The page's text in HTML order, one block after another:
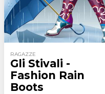
RAGAZZE
Gli Stivali -
Fashion Rain
Boots